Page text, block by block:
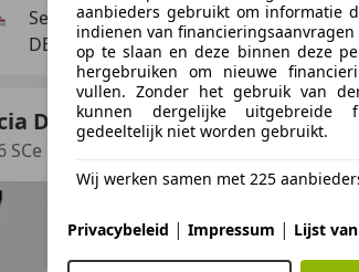
Seidel Automobile OHG
DE-31515 Wunstorf
Duster
SCe 115 Comfort 4WD sehr wenig KM
aanbieders gebruikt om informatie
indienen van
op te slaan en deze binnen deze
hergebruiken om nieuwe
vullen. Zonder het gebruik van
kunnen dergelijke uitgebreide
gedeeltelijk niet worden gebruikt.
Wij werken samen met 225
Privacybeleid | Impressum | Lijst